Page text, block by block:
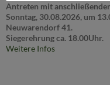
Antreten mit
Sonntag, 30.08.2026, um
Neuwarendorf 41.
Siegerehrung ca. 18.00Uhr.
Weitere Infos